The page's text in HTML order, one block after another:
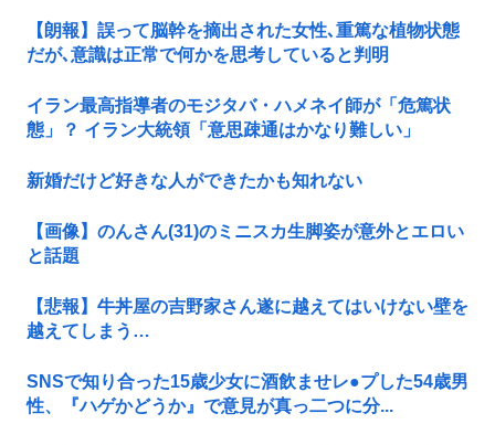
【朗報】誤って脳幹を摘出された女性､重篤な植物状態
だが､意識は正常で何かを思考していると判明
イラン最高指導者のモジタバ・ハメネイ師が「危篤状
態」？ イラン大統領「意思疎通はかなり難しい」
新婚だけど好きな人ができたかも知れない
【画像】のんさん(31)のミニスカ生脚姿が意外とエロい
と話題
【悲報】牛丼屋の吉野家さん遂に越えてはいけない壁を
越えてしまう…
SNSで知り合った15歳少女に酒飲ませレ●プした54歳男
性、『ハゲかどうか』で意見が真っ二つに分...